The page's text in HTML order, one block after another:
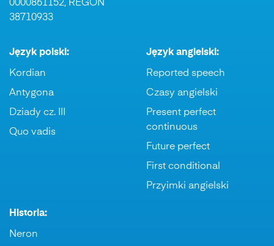
0000861152, REGON
38710933
Język polski:
Kordian
Antygona
Dziady cz. III
Quo vadis
Język angielski:
Reported speech
Czasy angielski
Present perfect
continuous
Future perfect
First conditional
Przyimki angielski
Historia:
Neron